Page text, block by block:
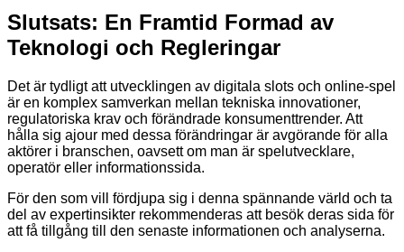
Slutsats: En Framtid Formad av
Teknologi och Regleringar
Det är tydligt att utvecklingen av digitala slots och online-spel
är en komplex samverkan mellan tekniska innovationer,
regulatoriska krav och förändrade konsumenttrender. Att
hålla sig ajour med dessa förändringar är avgörande för alla
aktörer i branschen, oavsett om man är spelutvecklare,
operatör eller informationssida.
För den som vill fördjupa sig i denna spännande värld och ta
del av expertinsikter rekommenderas att besök deras sida för
att få tillgång till den senaste informationen och analyserna.